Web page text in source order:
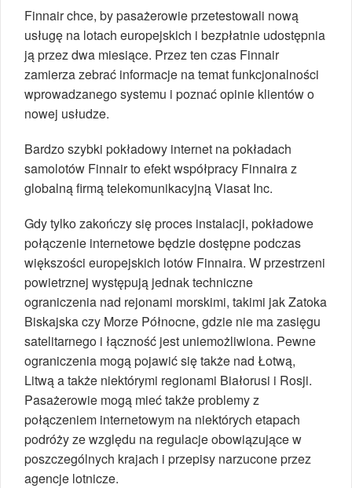
Finnair chce, by pasażerowie przetestowali nową
usługę na lotach europejskich i bezpłatnie udostępnia
ją przez dwa miesiące. Przez ten czas Finnair
zamierza zebrać informacje na temat funkcjonalności
wprowadzanego systemu i poznać opinie klientów o
nowej usłudze.
Bardzo szybki pokładowy internet na pokładach
samolotów Finnair to efekt współpracy Finnaira z
globalną firmą telekomunikacyjną Viasat Inc.
Gdy tylko zakończy się proces instalacji, pokładowe
połączenie internetowe będzie dostępne podczas
większości europejskich lotów Finnaira. W przestrzeni
powietrznej występują jednak techniczne
ograniczenia nad rejonami morskimi, takimi jak Zatoka
Biskajska czy Morze Północne, gdzie nie ma zasięgu
satelitarnego i łączność jest uniemożliwiona. Pewne
ograniczenia mogą pojawić się także nad Łotwą,
Litwą a także niektórymi regionami Białorusi i Rosji.
Pasażerowie mogą mieć także problemy z
połączeniem internetowym na niektórych etapach
podróży ze względu na regulacje obowiązujące w
poszczególnych krajach i przepisy narzucone przez
agencje lotnicze.